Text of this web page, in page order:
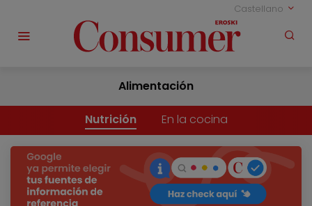
Castellano
Alimentación
Nutrición En la cocina